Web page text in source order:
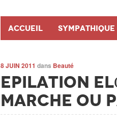
Accueil SYMPATHIQUE
8 JUIN 2011 dans Beauté
Epilation
marche ou